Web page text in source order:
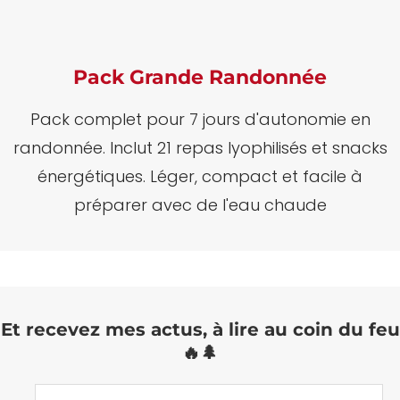
Pack Grande Randonnée
Pack complet pour 7 jours d'autonomie en
randonnée. Inclut 21 repas lyophilisés et snacks
énergétiques. Léger, compact et facile à
préparer avec de l'eau chaude
Et recevez mes actus, à lire au coin du feu
🔥🌲